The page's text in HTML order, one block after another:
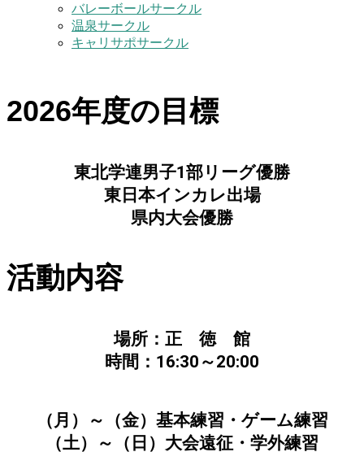
バレーボールサークル
温泉サークル
キャリサポサークル
2026年度の目標
東北学連男子1部リーグ優勝
東日本インカレ出場
県内大会優勝
活動内容
場所：正 徳 館
時間：16:30～20:00
（月）～（金）基本練習・ゲーム練習
（土）～（日）大会遠征・学外練習